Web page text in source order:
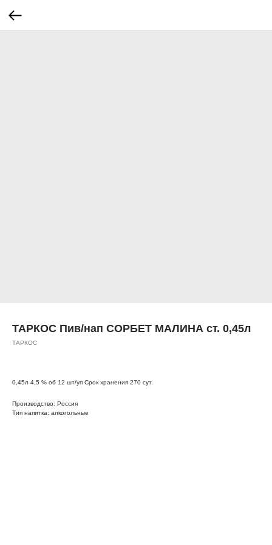
ТАРКОС Пив/нап СОРБЕТ МАЛИНА ст. 0,45л
ТАРКОС
0,45л 4,5 % об 12 шт/уп Срок хранения 270 сут.
Производство: Россия
Тип напитка: алкогольные